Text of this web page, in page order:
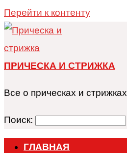
Перейти к контенту
ПРИЧЕСКА И СТРИЖКА
Все о прическах и стрижках
Поиск:
ГЛАВНАЯ